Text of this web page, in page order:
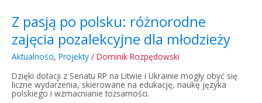
Z pasją po polsku: różnorodne
zajęcia pozalekcyjne dla młodzieży
Aktualności, Projekty / Dominik Rozpędowski
Dzięki dotacji z Senatu RP na Litwie i Ukrainie mogły obyć się
liczne wydarzenia, skierowane na edukację, naukę języka
polskiego i wzmacnianie tożsamości.